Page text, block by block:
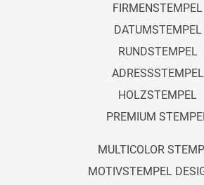
FIRMENSTEMPEL
DATUMSTEMPEL
RUNDSTEMPEL
ADRESSSTEMPEL
HOLZSTEMPEL
PREMIUM
MULTICOLOR
MOTIVSTEMPEL